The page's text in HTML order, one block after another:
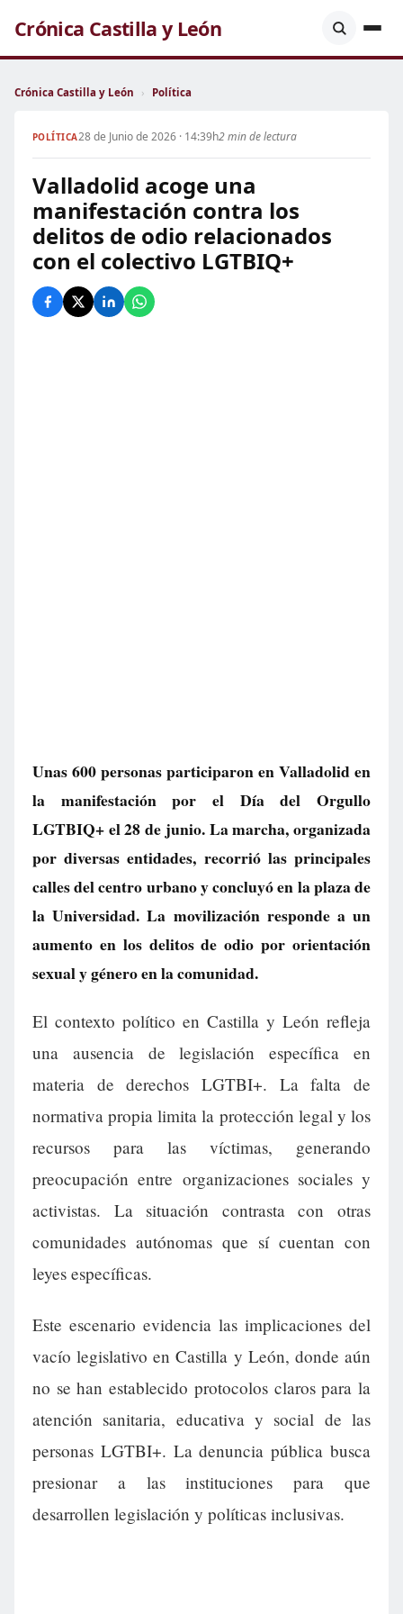
Crónica Castilla y León
Crónica Castilla y León › Política
POLÍTICA28 de Junio de 2026 · 14:39h2 min de lectura
Valladolid acoge una
manifestación contra los
delitos de odio relacionados
con el colectivo LGTBIQ+
Unas 600 personas participaron en Valladolid en
la manifestación por el Día del Orgullo
LGTBIQ+ el 28 de junio. La marcha, organizada
por diversas entidades, recorrió las principales
calles del centro urbano y concluyó en la plaza de
la Universidad. La movilización responde a un
aumento en los delitos de odio por orientación
sexual y género en la comunidad.
El contexto político en Castilla y León refleja
una ausencia de legislación específica en
materia de derechos LGTBI+. La falta de
normativa propia limita la protección legal y los
recursos para las víctimas, generando
preocupación entre organizaciones sociales y
activistas. La situación contrasta con otras
comunidades autónomas que sí cuentan con
leyes específicas.
Este escenario evidencia las implicaciones del
vacío legislativo en Castilla y León, donde aún
no se han establecido protocolos claros para la
atención sanitaria, educativa y social de las
personas LGTBI+. La denuncia pública busca
presionar a las instituciones para que
desarrollen legislación y políticas inclusivas.